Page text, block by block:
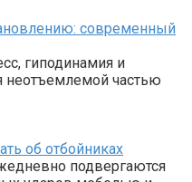
современный
гиподинамия и
неотъемлемой частью
об отбойниках
подвергаются